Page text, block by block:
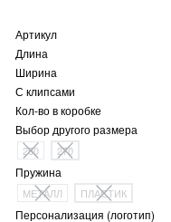
Артикул
Длина
Ширина
С клипсами
Кол-во в коробке
Выбор другого размера
250 270
Пружина
МЕТАЛЛ ПЛАСТИК
Персонализация (логотип)